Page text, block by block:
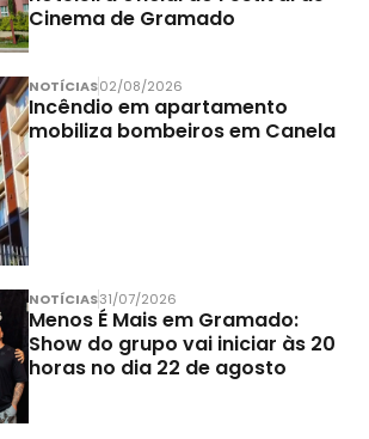
Cinema de Gramado
NOTÍCIAS02/08/2026
Incêndio em apartamento
mobiliza bombeiros em Canela
NOTÍCIAS31/07/2026
Menos É Mais em Gramado:
Show do grupo vai iniciar às 20
horas no dia 22 de agosto